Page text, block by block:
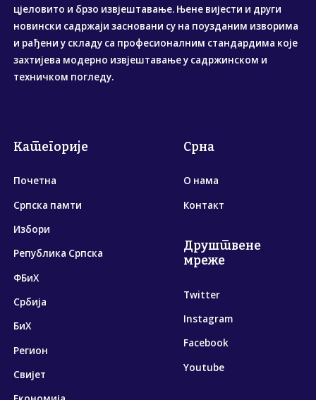
цјеловито и брзо извјештавање. Њене вијести и други
новински садржаји засновани су на поузданим изворима
и рађени у складу са професионалним стандардима које
захтијева модерно извјештавање у садржинском и
техничком погледу.
Категорије
Почетна
Српска памти
Избори
Република Српска
ФБиХ
Србија
БиХ
Регион
Свијет
Срна
О нама
Контакт
Друштвене
мреже
Twitter
Instagram
Facebook
Youtube